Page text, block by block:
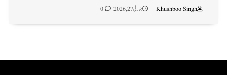
Khushboo Singh
جولائی 27, 2026 0